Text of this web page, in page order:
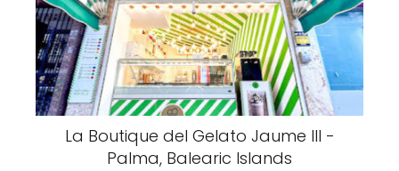
La Boutique del Gelato Jaume III -
Palma, Balearic Islands